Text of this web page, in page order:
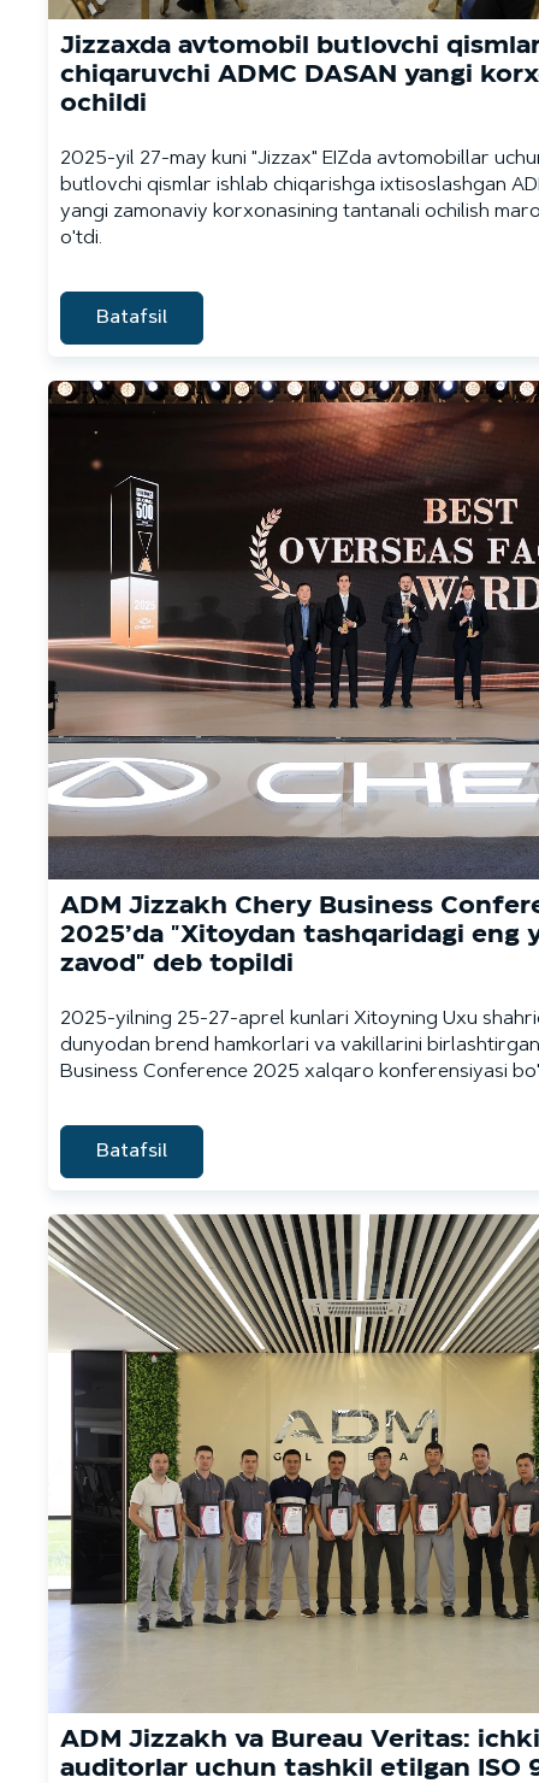
Jizzaxda avtomobil butlovchi
chiqaruvchi ADMC DASAN yangi
ochildi
2025-yil 27-may kuni "Jizzax" EIZda avtomobillar
butlovchi qismlar ishlab chiqarishga ixtisoslashgan
yangi zamonaviy korxonasining tantanali ochilish
o'tdi.
Batafsil
ADM Jizzakh Chery Business
2025’da "Xitoydan tashqaridagi eng
zavod" deb topildi
2025-yilning 25-27-aprel kunlari Xitoyning Uxu
dunyodan brend hamkorlari va vakillarini
Business Conference 2025 xalqaro konferensiyasi
Batafsil
ADM Jizzakh va Bureau Veritas: ichki
auditorlar uchun tashkil etilgan ISO